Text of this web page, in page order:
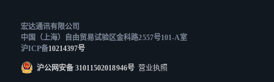
宏达通讯有限公司
中国（上海）自由贸易试验区金科路2557号101-A室
沪ICP备10214397号
沪公网安备 31011502018946号营业执照